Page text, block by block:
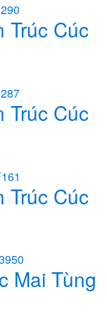
Trúc Cúc
Trúc Cúc
Trúc Cúc
Mai Tùng